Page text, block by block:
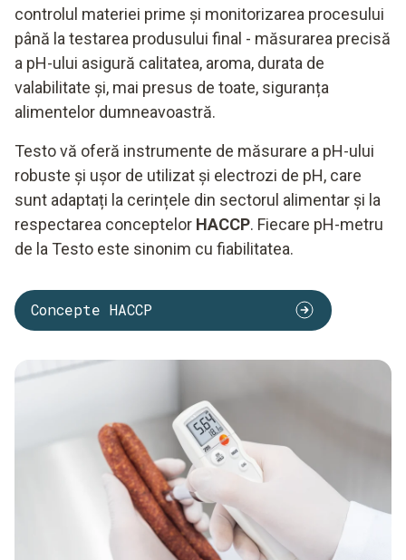
controlul materiei prime și monitorizarea procesului
până la testarea produsului final - măsurarea precisă
a pH-ului asigură calitatea, aroma, durata de
valabilitate și, mai presus de toate, siguranța
alimentelor dumneavoastră.
Testo vă oferă instrumente de măsurare a pH-ului
robuste și ușor de utilizat și electrozi de pH, care
sunt adaptați la cerințele din sectorul alimentar și la
respectarea conceptelor HACCP. Fiecare pH-metru
de la Testo este sinonim cu fiabilitatea.
Concepte HACCP